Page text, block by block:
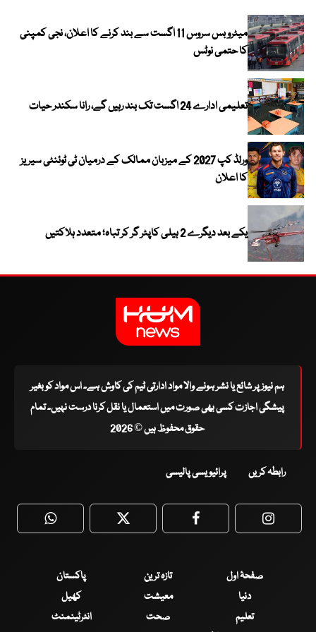
میٹرو بس سروس 11 اگست سے بند کرنے کا اعلان، نجی کمپنی
کا حتمی نوٹس
تعلیمی ادارے 24 اگست تک بند رہیں گے، رانا سکندر حیات
ورلڈ کپ 2027 کے میزبان ممالک کے درمیان ٹی ٹوئنٹی سیریز
کا اعلان
یکے بعد دیگرے 2 ہیلی کاپٹر گر کر تباہ؛ متعدد ہلاکتیں
ہم نیوز پر شائع یا نشر ہونے والا مواد ادارتی ٹیم کی کاوش ہے۔ اس مواد کو بغیر
پیشگی اجازت کسی بھی صورت میں استعمال یا نقل کرنا درست نہیں۔ تمام
حقوق محفوظ ہیں © 2026
رابطہ کریں پرائیویسی پالیسی
WhatsApp Twitter Facebook
صفحۂ اول تازہ ترین
پاکستان
دنیا
معیشت
کھیل
تعلیم
صحت
انٹرٹینمنٹ